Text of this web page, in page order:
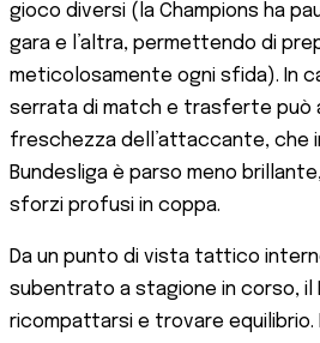
gioco diversi (la Champions ha
gara e l’altra, permettendo di
meticolosamente ogni sfida). In
serrata di match e trasferte può
freschezza dell’attaccante, che
Bundesliga è parso meno
sforzi profusi in coppa.
Da un punto di vista tattico
subentrato a stagione in corso, il
ricompattarsi e trovare equilibrio.